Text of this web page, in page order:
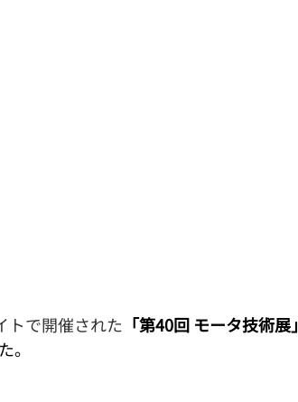
トで開催された 「第40回 モータ技術展」
。